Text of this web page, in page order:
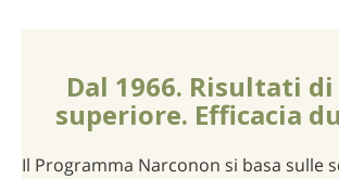
Dal 1966. Risultati
superiore. Efficacia
Il Programma Narconon si basa sulle